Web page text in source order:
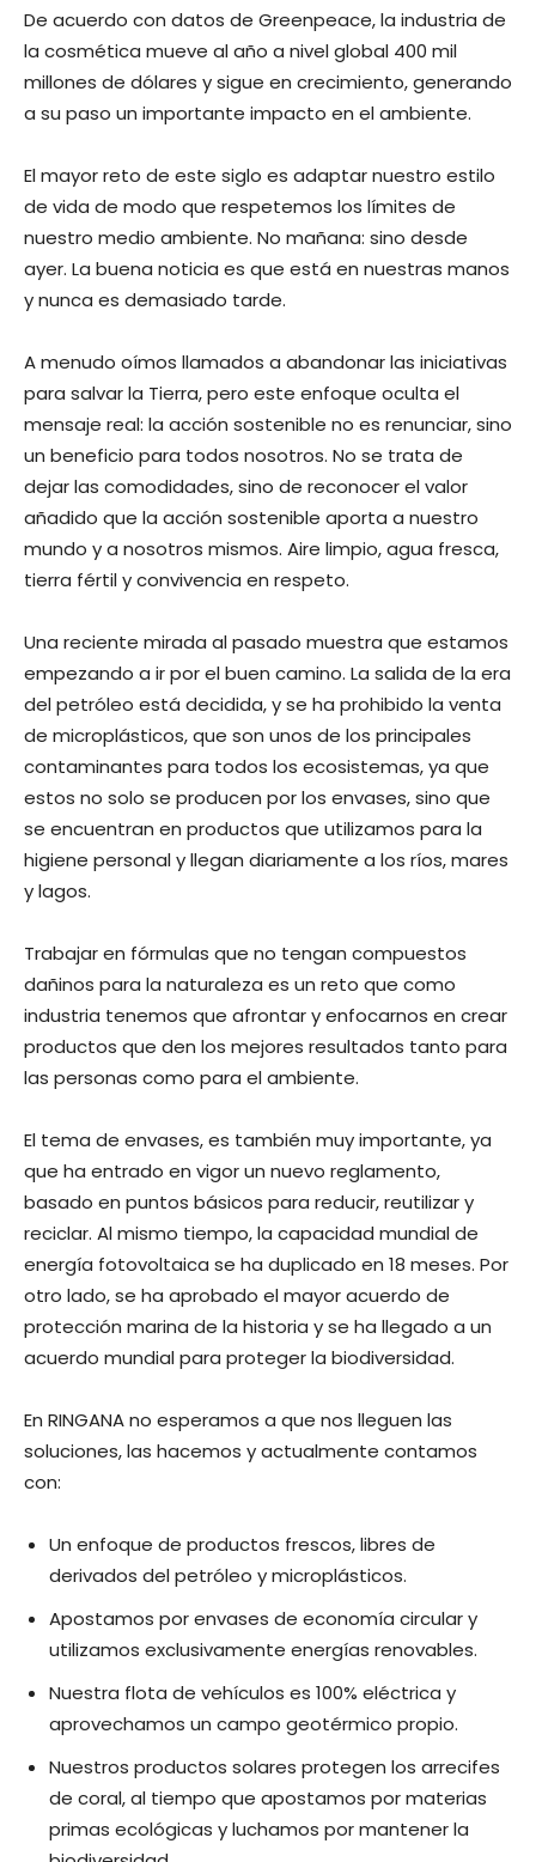
De acuerdo con datos de Greenpeace, la industria de
la cosmética mueve al año a nivel global 400 mil
millones de dólares y sigue en crecimiento, generando
a su paso un importante impacto en el ambiente.
El mayor reto de este siglo es adaptar nuestro estilo
de vida de modo que respetemos los límites de
nuestro medio ambiente. No mañana: sino desde
ayer. La buena noticia es que está en nuestras manos
y nunca es demasiado tarde.
A menudo oímos llamados a abandonar las iniciativas
para salvar la Tierra, pero este enfoque oculta el
mensaje real: la acción sostenible no es renunciar, sino
un beneficio para todos nosotros. No se trata de
dejar las comodidades, sino de reconocer el valor
añadido que la acción sostenible aporta a nuestro
mundo y a nosotros mismos. Aire limpio, agua fresca,
tierra fértil y convivencia en respeto.
Una reciente mirada al pasado muestra que estamos
empezando a ir por el buen camino. La salida de la era
del petróleo está decidida, y se ha prohibido la venta
de microplásticos, que son unos de los principales
contaminantes para todos los ecosistemas, ya que
estos no solo se producen por los envases, sino que
se encuentran en productos que utilizamos para la
higiene personal y llegan diariamente a los ríos, mares
y lagos.
Trabajar en fórmulas que no tengan compuestos
dañinos para la naturaleza es un reto que como
industria tenemos que afrontar y enfocarnos en crear
productos que den los mejores resultados tanto para
las personas como para el ambiente.
El tema de envases, es también muy importante, ya
que ha entrado en vigor un nuevo reglamento,
basado en puntos básicos para reducir, reutilizar y
reciclar. Al mismo tiempo, la capacidad mundial de
energía fotovoltaica se ha duplicado en 18 meses. Por
otro lado, se ha aprobado el mayor acuerdo de
protección marina de la historia y se ha llegado a un
acuerdo mundial para proteger la biodiversidad.
En RINGANA no esperamos a que nos lleguen las
soluciones, las hacemos y actualmente contamos
con:
Un enfoque de productos frescos, libres de
derivados del petróleo y microplásticos.
Apostamos por envases de economía circular y
utilizamos exclusivamente energías renovables.
Nuestra flota de vehículos es 100% eléctrica y
aprovechamos un campo geotérmico propio.
Nuestros productos solares protegen los arrecifes
de coral, al tiempo que apostamos por materias
primas ecológicas y luchamos por mantener la